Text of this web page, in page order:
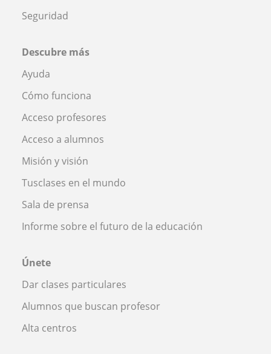
Seguridad
Descubre más
Ayuda
Cómo funciona
Acceso profesores
Acceso a alumnos
Misión y visión
Tusclases en el mundo
Sala de prensa
Informe sobre el futuro de la educación
Únete
Dar clases particulares
Alumnos que buscan profesor
Alta centros